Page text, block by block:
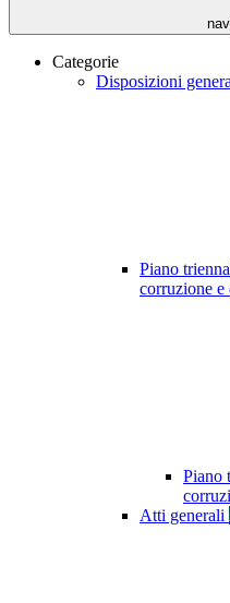
Categorie
Disposizioni
Piano
corruzione e
Piano
Atti generali